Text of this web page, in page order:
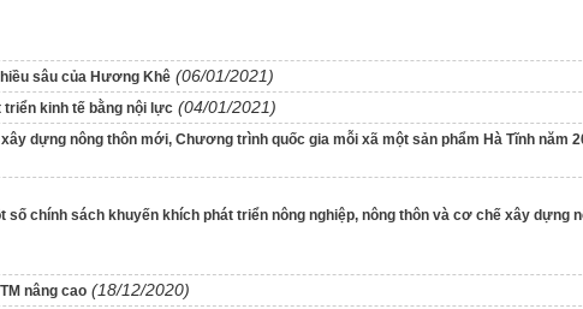
sâu của Hương Khê (06/01/2021)
kinh tế bằng nội lực (04/01/2021)
dựng nông thôn mới, Chương trình quốc gia mỗi xã một sản phẩm Hà Tĩnh năm
chính sách khuyến khích phát triển nông nghiệp, nông thôn và cơ chế xây dựng
nâng cao (18/12/2020)